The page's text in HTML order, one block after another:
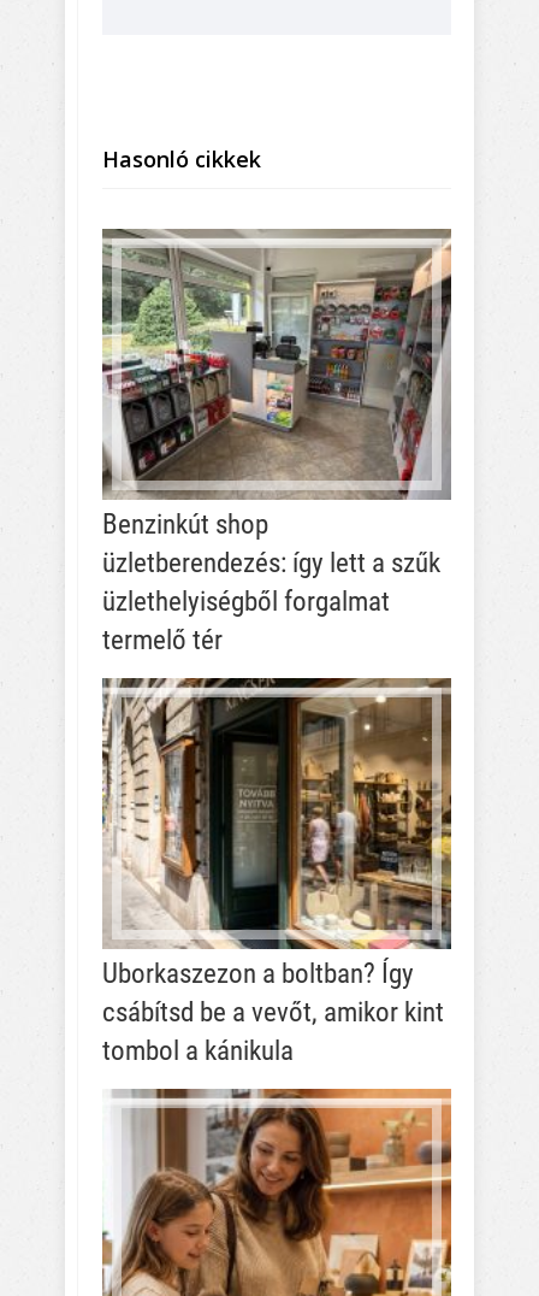
Hasonló cikkek
Benzinkút shop
üzletberendezés: így lett a szűk
üzlethelyiségből forgalmat
termelő tér
Uborkaszezon a boltban? Így
csábítsd be a vevőt, amikor kint
tombol a kánikula